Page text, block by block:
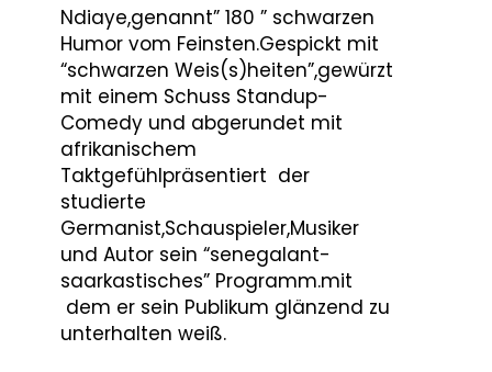
Ndiaye,genannt” 180 ” schwarzen
Humor vom Feinsten.Gespickt mit
“schwarzen Weis(s)heiten”,gewürzt
mit einem Schuss Standup-
Comedy und abgerundet mit
afrikanischem
Taktgefühlpräsentiert der
studierte
Germanist,Schauspieler,Musiker
und Autor sein “senegalant-
saarkastisches” Programm.mit
dem er sein Publikum glänzend zu
unterhalten weiß.